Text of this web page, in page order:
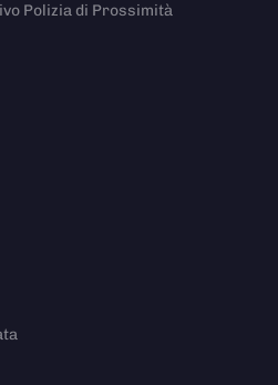
Polizia di Prossimità